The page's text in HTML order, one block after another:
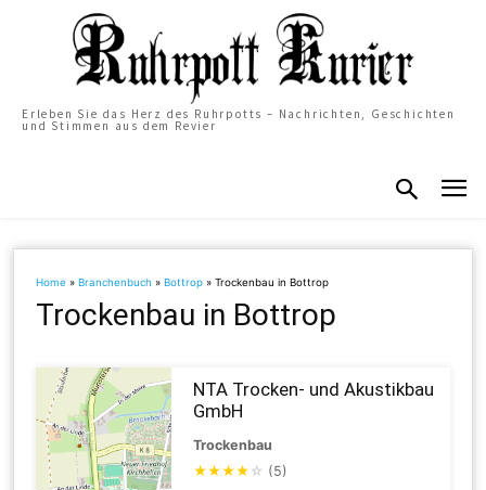
Erleben Sie das Herz des Ruhrpotts – Nachrichten, Geschichten
und Stimmen aus dem Revier
Home »Branchenbuch »Bottrop »Trockenbau in Bottrop
Trockenbau in Bottrop
NTA Trocken- und Akustikbau
GmbH
Trockenbau
★★★★ ☆ (5)